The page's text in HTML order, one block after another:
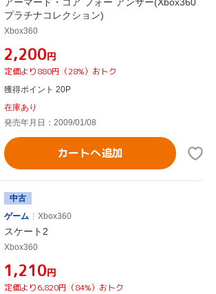
プラチナコレクション)
Xbox360
¥2,200円
定価より880円（28%）おトク
獲得ポイント 20P
在庫あり
発売年月日：2009/01/08
カートへ追加
中古
ゲーム
Xbox360
スケート2
Xbox360
¥1,210円
定価より6,820円（84%）おトク